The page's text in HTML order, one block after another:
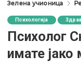
Зелена учионица
Психологија
Психолог
имате јако